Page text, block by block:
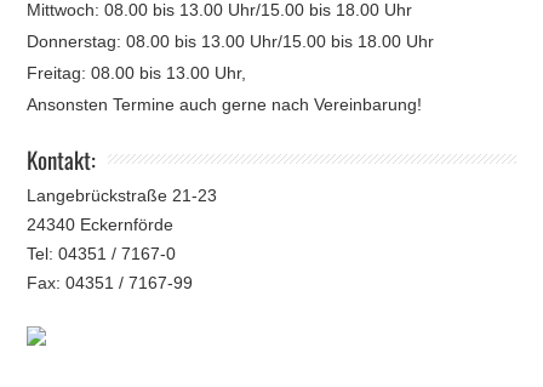
Mittwoch: 08.00 bis 13.00 Uhr/15.00 bis 18.00 Uhr
Donnerstag: 08.00 bis 13.00 Uhr/15.00 bis 18.00 Uhr
Freitag: 08.00 bis 13.00 Uhr,
Ansonsten Termine auch gerne nach Vereinbarung!
Kontakt:
Langebrückstraße 21-23
24340 Eckernförde
Tel: 04351 / 7167-0
Fax: 04351 / 7167-99